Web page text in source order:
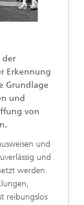
der
Erkennung
Grundlage
und
von
und
und
werden.
reibungslos